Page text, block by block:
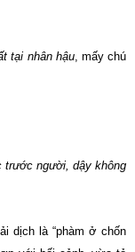
tại nhân hậu, mấy chú
trước người, dậy không
dịch là “phàm ở chốn